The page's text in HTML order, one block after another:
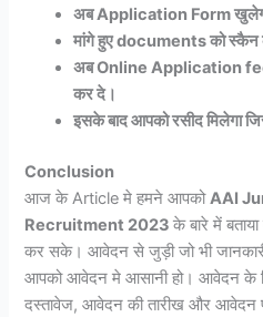
अब Application Form
मांगे हुए documents को
अब Online Application
कर दे।
इसके बाद आपको रसीद मिलेगा
Conclusion
आज के Article मे हमने आपकोAAI
Recruitment 2023के बारे में
कर सके। आवेदन से जुड़ी जो भी
आपको आवेदन मे आसानी हो। आवेदन के
दस्तावेज, आवेदन की तारीख और आवेदन